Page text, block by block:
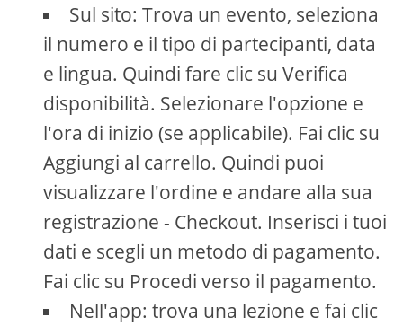
Sul sito: Trova un evento, seleziona
il numero e il tipo di partecipanti, data
e lingua. Quindi fare clic su Verifica
disponibilità. Selezionare l'opzione e
l'ora di inizio (se applicabile). Fai clic su
Aggiungi al carrello. Quindi puoi
visualizzare l'ordine e andare alla sua
registrazione - Checkout. Inserisci i tuoi
dati e scegli un metodo di pagamento.
Fai clic su Procedi verso il pagamento.
Nell'app: trova una lezione e fai clic